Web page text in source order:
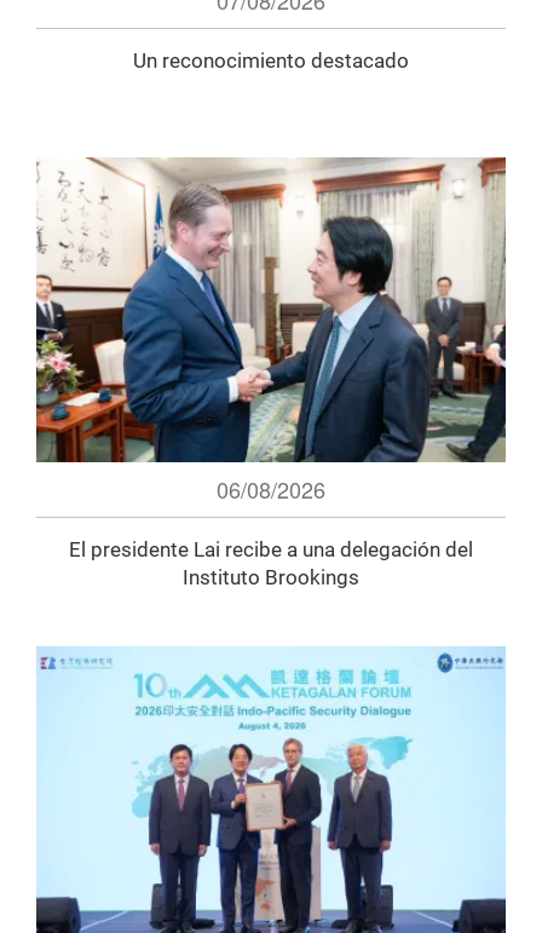
Un reconocimiento destacado
06/08/2026
El presidente Lai recibe a una delegación del
Instituto Brookings